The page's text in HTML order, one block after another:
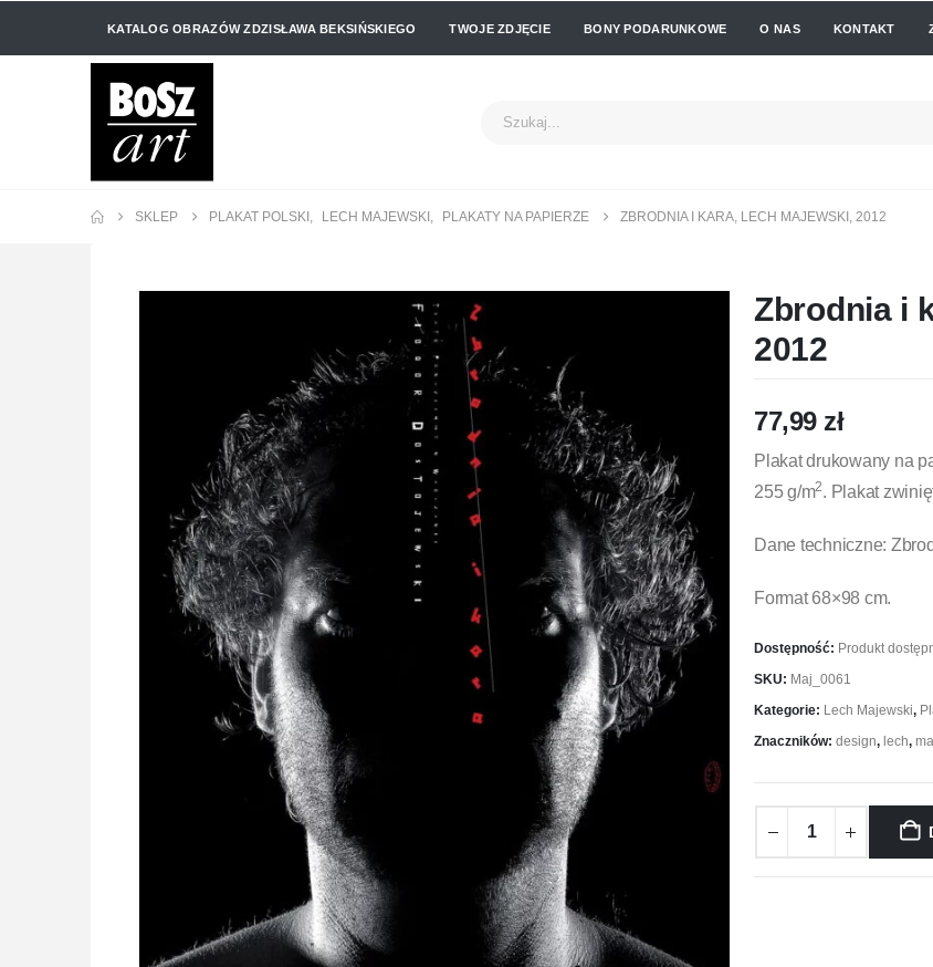
KATALOG OBRAZÓW ZDZISŁAWA BEKSIŃSKIEGO TWOJE ZDJĘCIE BONY PODARUNKOWE O NAS KONTAKT
SKLEP PLAKAT POLSKI , LECH MAJEWSKI , PLAKATY NA PAPIERZE ZBRODNIA I KARA, LECH MAJEWSKI, 2012
Zbrodnia i
2012
77,99 zł
Plakat drukowany na
255 g/m2. Plakat
Dane techniczne:
Format 68×98 cm.
Dostępność: Produkt
SKU: Maj_0061
Kategorie: Lech Majewski,
Znaczników: design, lech,